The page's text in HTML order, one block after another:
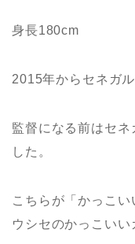
身長180cm
2015年からセネガ
監督になる前はセネ
した。
こちらが「かっこい
ウシセのかっこいい